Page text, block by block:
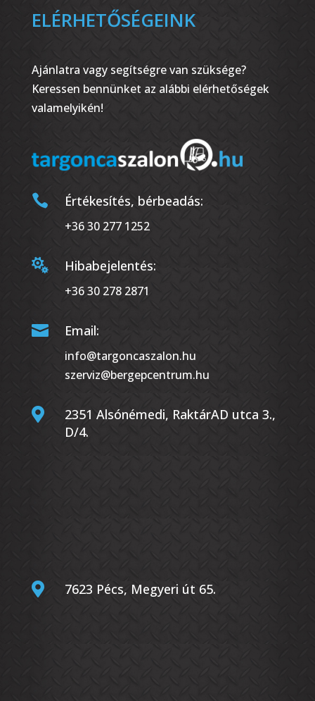
ELÉRHETŐSÉGEINK
Ajánlatra vagy segítségre van szüksége?
Keressen bennünket az alábbi elérhetőségek
valamelyikén!
 Értékesítés, bérbeadás:
+36 30 277 1252
 Hibabejelentés:
+36 30 278 2871
 Email:
info@targoncaszalon.hu
szerviz@bergepcentrum.hu

2351 Alsónémedi, RaktárAD utca 3.,
D/4.
 7623 Pécs, Megyeri út 65.